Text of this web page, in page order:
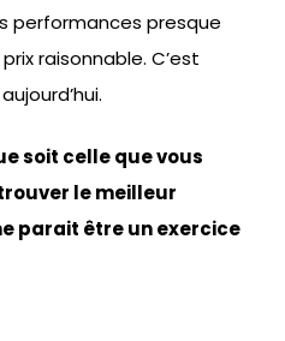
performances presque
raisonnable. C’est
soit celle que vous
le meilleur
parait être un exercice